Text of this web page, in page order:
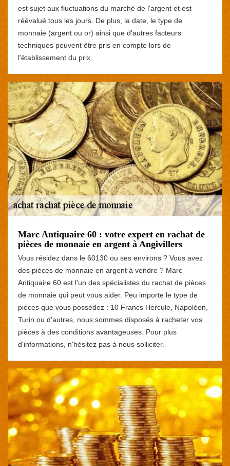
est sujet aux fluctuations du marché de l'argent et est
réévalué tous les jours. De plus, la date, le type de
monnaie (argent ou or) ainsi que d'autres facteurs
techniques peuvent être pris en compte lors de
l'établissement du prix.
Marc Antiquaire 60 : votre expert en rachat de
pièces de monnaie en argent à Angivillers
Vous résidez dans le 60130 ou ses environs ? Vous avez
des pièces de monnaie en argent à vendre ? Marc
Antiquaire 60 est l'un des spécialistes du rachat de pièces
de monnaie qui peut vous aider. Peu importe le type de
pièces que vous possédez : 10 Francs Hercule, Napoléon,
Turin ou d'autres, nous sommes disposés à racheter vos
pièces à des conditions avantageuses. Pour plus
d'informations, n'hésitez pas à nous solliciter.